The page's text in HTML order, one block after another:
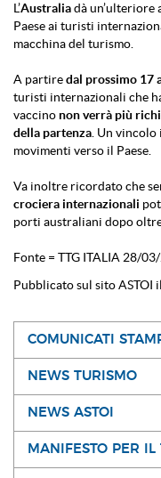
L’Australiadà un’ulteriore
Paese ai turisti
macchina del turismo.
A partiredal prossimo 17
turisti internazionali che
vaccino non verrà più
della partenza . Un
movimenti verso il Paese.
Va inoltre ricordato che
crociera internazionali
porti australiani dopo
Fonte = TTG ITALIA 28/
Pubblicato sul sito ASTOI
COMUNICATI
NEWS TURISMO
NEWS ASTOI
MANIFESTO PER